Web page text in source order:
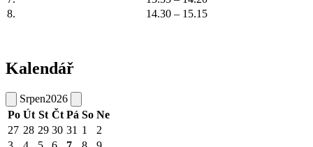
8.
14.30 – 15.15
Kalendář
Srpen2026
Po Út St Čt Pá So Ne
27 28 29 30 31 1
2